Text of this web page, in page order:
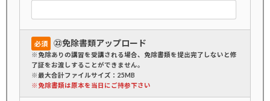
必須 ㉒免除書類アップロード
※免除ありの講習を受講される場合、免除書類を提出完了しないと修
了証をお渡しすることができません。
※最大合計ファイルサイズ：25MB
※免除書類は原本を当日にご持参下さい